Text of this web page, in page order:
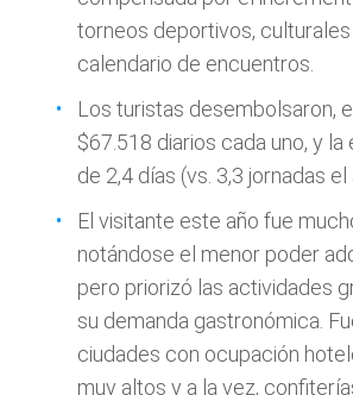
torneos deportivos,
calendario de encuentros.
Los turistas desembolsaron,
$67.518 diarios cada uno, y
de 2,4 días (vs. 3,3 jornadas el
El visitante este año fue
notándose el menor poder
pero priorizó las actividades
su demanda gastronómica.
ciudades con ocupación
muy altos y a la vez,